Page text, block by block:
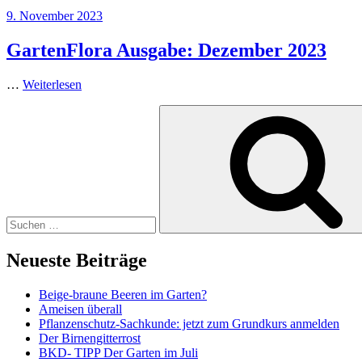
Veröffentlicht
9. November 2023
GartenFlora Ausgabe: Dezember 2023
… Weiterlesen
Neueste Beiträge
Beige-braune Beeren im Garten?
Ameisen überall
Pflanzenschutz-Sachkunde: jetzt zum Grundkurs anmelden
Der Birnengitterrost
BKD- TIPP Der Garten im Juli